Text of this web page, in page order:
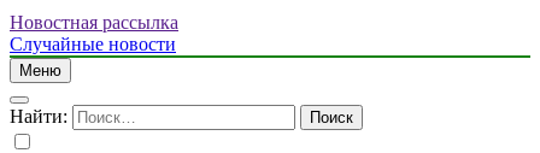
Новостная рассылка
Случайные новости
Меню
Найти: